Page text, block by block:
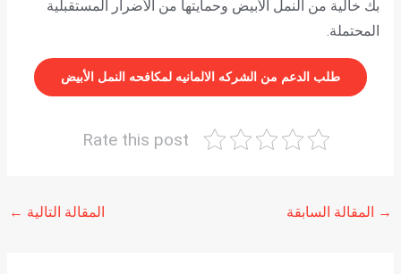
بك خالية من النمل الأبيض وحمايتها من الأضرار المستقبلية
المحتملة.
طلب الدعم من الشركه الالمانيه لمكافحه النمل الأبيض
Rate this post
→ المقالة السابقة المقالة التالية ←